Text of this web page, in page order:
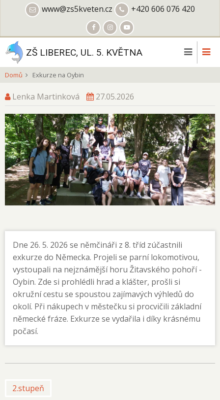
obsahu
www@zs5kveten.cz +420 606 076 420
ZŠ LIBEREC, UL. 5. KVĚTNA
Domů Exkurze na Oybin
Lenka Martinková 27.05.2026
Dne 26. 5. 2026 se němčináři z 8. tříd zúčastnili
exkurze do Německa. Projeli se parní lokomotivou,
vystoupali na nejznámější horu Žitavského pohoří -
Oybin. Zde si prohlédli hrad a klášter, prošli si
okružní cestu se spoustou zajímavých výhledů do
okolí. Při nákupech v městečku si procvičili základní
německé fráze. Exkurze se vydařila i díky krásnému
počasí.
2.stupeň